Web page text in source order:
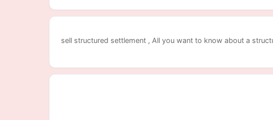
sell structured settlement , All you want to know about a